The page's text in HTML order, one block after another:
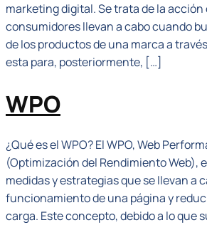
marketing digital. Se trata de la acción
consumidores llevan a cabo cuando
de los productos de una marca a
esta para, posteriormente, […]
WPO
¿Qué es el WPO? El WPO, Web
(Optimización del Rendimiento Web),
medidas y estrategias que se llevan a
funcionamiento de una página y
carga. Este concepto, debido a lo que